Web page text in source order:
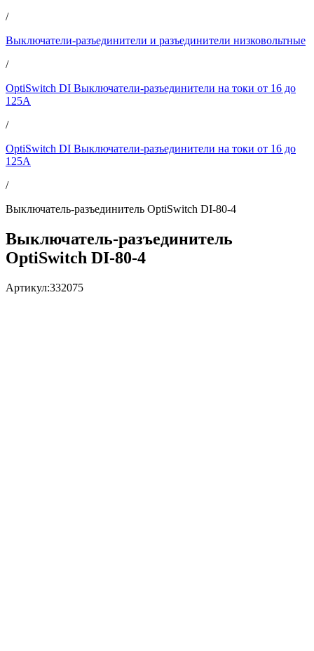
/
Выключатели-разъединители и разъединители низковольтные
/
OptiSwitch DI Выключатели-разъединители на токи от 16 до
125А
/
OptiSwitch DI Выключатели-разъединители на токи от 16 до
125А
/
Выключатель-разъединитель OptiSwitch DI-80-4
Выключатель-разъединитель
OptiSwitch DI-80-4
Артикул:332075